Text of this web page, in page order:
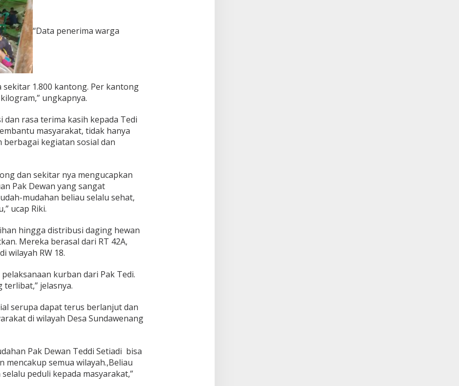
“Data penerima warga
1.800 kantong. Per kantong
ungkapnya.
dan rasa terima kasih kepada Tedi
masyarakat, tidak hanya
berbagai kegiatan sosial dan
dan sekitar nya mengucapkan
Pak Dewan yang sangat
mudahan beliau selalu sehat,
ucap Riki.
hingga distribusi daging hewan
Mereka berasal dari RT 42A,
wilayah RW 18.
kurban dari Pak Tedi.
jelasnya.
serupa dapat terus berlanjut dan
di wilayah Desa Sundawenang
Pak Dewan Teddi Setiadi bisa
mencakup semua wilayah.,Beliau
peduli kepada masyarakat,”